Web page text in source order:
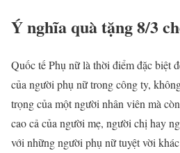
Ý nghĩa quà tặng 8/3
Quốc tế Phụ nữ là thời điểm đặc biệt
của người phụ nữ trong công ty,
trọng của một người nhân viên mà
cao cả của người mẹ, người chị hay
với những người phụ nữ tuyệt vời